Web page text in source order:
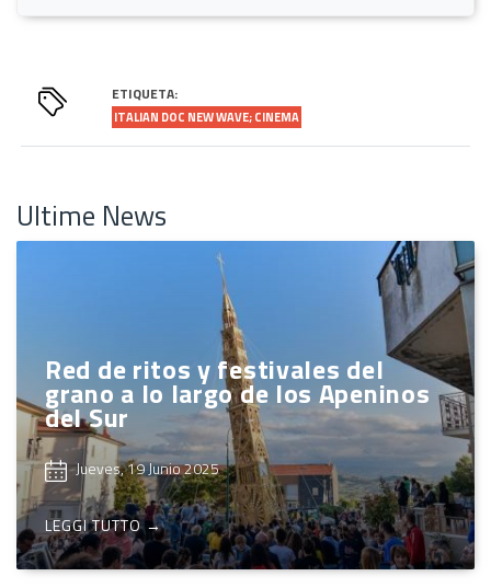
ETIQUETA:
ITALIAN DOC NEW WAVE; CINEMA
Ultime News
Red de ritos y festivales del
grano a lo largo de los Apeninos
del Sur
Jueves, 19 Junio 2025
LEGGI TUTTO →